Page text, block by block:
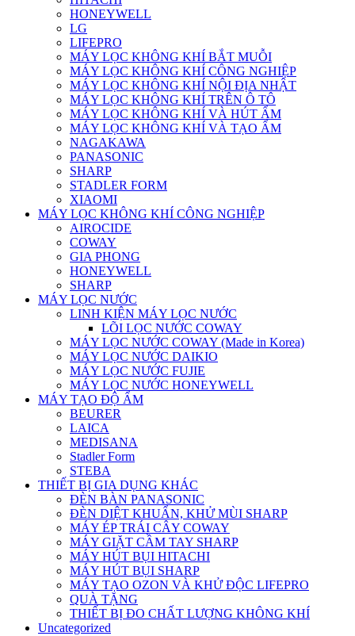
HONEYWELL
LG
LIFEPRO
MÁY LỌC KHÔNG KHÍ BẮT MUỖI
MÁY LỌC KHÔNG KHÍ CÔNG NGHIỆP
MÁY LỌC KHÔNG KHÍ NỘI ĐỊA NHẬT
MÁY LỌC KHÔNG KHÍ TRÊN Ô TÔ
MÁY LỌC KHÔNG KHÍ VÀ HÚT ẨM
MÁY LỌC KHÔNG KHÍ VÀ TẠO ẨM
NAGAKAWA
PANASONIC
SHARP
STADLER FORM
XIAOMI
MÁY LỌC KHÔNG KHÍ CÔNG NGHIỆP
AIROCIDE
COWAY
GIA PHONG
HONEYWELL
SHARP
MÁY LỌC NƯỚC
LINH KIỆN MÁY LỌC NƯỚC
LÕI LỌC NƯỚC COWAY
MÁY LỌC NƯỚC COWAY (Made in Korea)
MÁY LỌC NƯỚC DAIKIO
MÁY LỌC NƯỚC FUJIE
MÁY LỌC NƯỚC HONEYWELL
MÁY TẠO ĐỘ ẨM
BEURER
LAICA
MEDISANA
Stadler Form
STEBA
THIẾT BỊ GIA DỤNG KHÁC
ĐÈN BÀN PANASONIC
ĐÈN DIỆT KHUẨN, KHỬ MÙI SHARP
MÁY ÉP TRÁI CÂY COWAY
MÁY GIẶT CẦM TAY SHARP
MÁY HÚT BỤI HITACHI
MÁY HÚT BỤI SHARP
MÁY TẠO OZON VÀ KHỬ ĐỘC LIFEPRO
QUÀ TẶNG
THIẾT BỊ ĐO CHẤT LƯỢNG KHÔNG KHÍ
Uncategorized